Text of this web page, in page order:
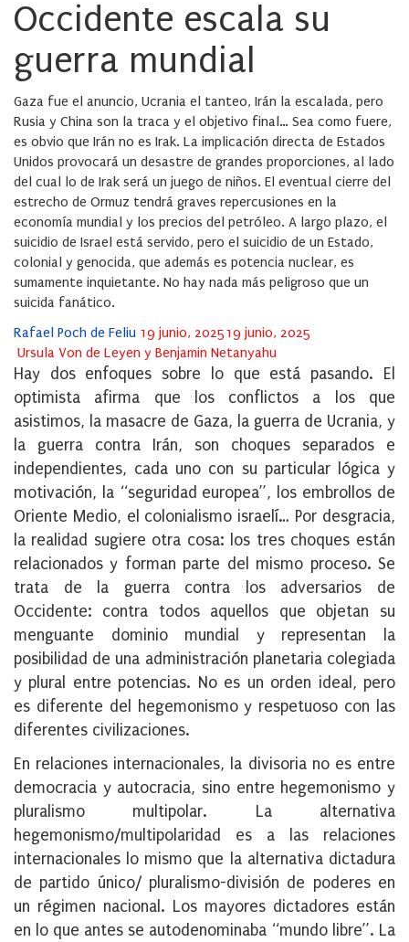
Occidente escala su
guerra mundial
Gaza fue el anuncio, Ucrania el tanteo, Irán la escalada, pero
Rusia y China son la traca y el objetivo final… Sea como fuere,
es obvio que Irán no es Irak. La implicación directa de Estados
Unidos provocará un desastre de grandes proporciones, al lado
del cual lo de Irak será un juego de niños. El eventual cierre del
estrecho de Ormuz tendrá graves repercusiones en la
economía mundial y los precios del petróleo. A largo plazo, el
suicidio de Israel está servido, pero el suicidio de un Estado,
colonial y genocida, que además es potencia nuclear, es
sumamente inquietante. No hay nada más peligroso que un
suicida fanático.
Rafael Poch de Feliu Posted
on
19 junio, 202519 junio, 2025
Ursula Von de Leyen y Benjamin Netanyahu
Hay dos enfoques sobre lo que está pasando. El
optimista afirma que los conflictos a los que
asistimos, la masacre de Gaza, la guerra de Ucrania, y
la guerra contra Irán, son choques separados e
independientes, cada uno con su particular lógica y
motivación, la “seguridad europea”, los embrollos de
Oriente Medio, el colonialismo israelí… Por desgracia,
la realidad sugiere otra cosa: los tres choques están
relacionados y forman parte del mismo proceso. Se
trata de la guerra contra los adversarios de
Occidente: contra todos aquellos que objetan su
menguante dominio mundial y representan la
posibilidad de una administración planetaria colegiada
y plural entre potencias. No es un orden ideal, pero
es diferente del hegemonismo y respetuoso con las
diferentes civilizaciones.
En relaciones internacionales, la divisoria no es entre
democracia y autocracia, sino entre hegemonismo y
pluralismo multipolar. La alternativa
hegemonismo/multipolaridad es a las relaciones
internacionales lo mismo que la alternativa dictadura
de partido único/ pluralismo-división de poderes en
un régimen nacional. Los mayores dictadores están
en lo que antes se autodenominaba “mundo libre”. La